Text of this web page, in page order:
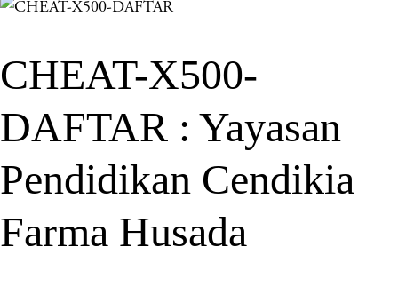
CHEAT-X500-
DAFTAR : Yayasan
Pendidikan Cendikia
Farma Husada